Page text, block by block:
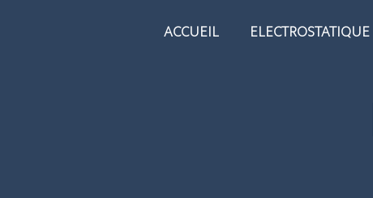
ACCUEIL ELECTROSTATIQUE